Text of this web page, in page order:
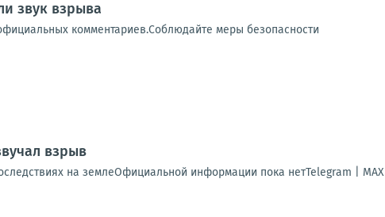
звук взрыва
комментариев.Соблюдайте меры безопасности
взрыв
на землеОфициальной информации пока нетTelegram | MAX